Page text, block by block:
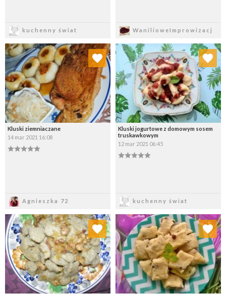
kuchenny świat WanilioweImprowizacj
Kluski ziemniaczane
14 mar 2021 16:08
Agnieszka 72
Dodaj do ulubionych
Wybierz listę:
Kluski jogurtowe z domowym sosem
truskawkowym
12 mar 2021 06:45
kuchenny świat
Dodaj do ulubionych
Wybierz listę:
Dodaj do ulubionych
Wybierz listę:
Dodaj do ulubionych
Wybierz listę: